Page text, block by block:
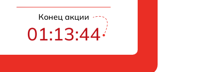
Конец акции
01:13:43